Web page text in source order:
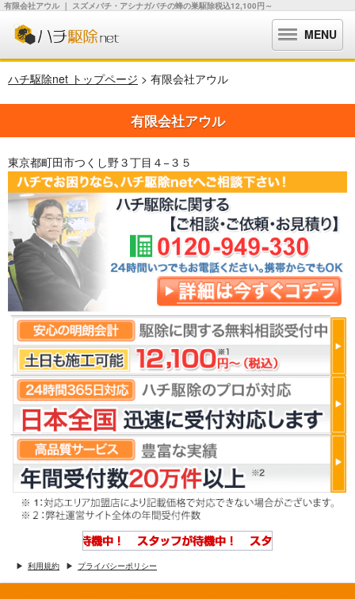
有限会社アウル ｜ スズメバチ・アシナガバチの蜂の巣駆除税込12,100円～
MENU
ハチ駆除net トップページ > 有限会社アウル
有限会社アウル
東京都町田市つくし野３丁目４−３５
利用規約 プライバシーポリシー